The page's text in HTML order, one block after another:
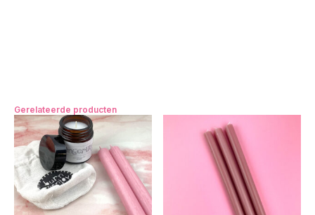
Gerelateerde producten